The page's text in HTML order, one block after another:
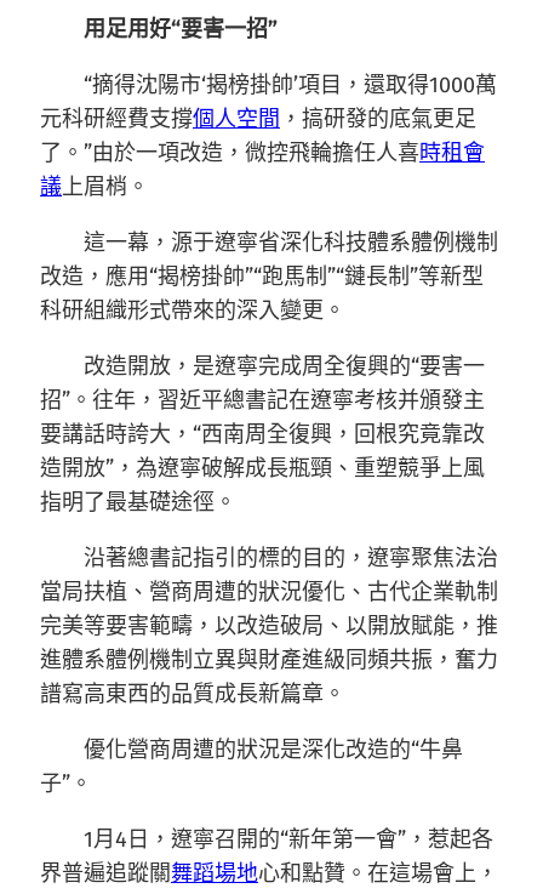
用足用好“要害一招”
“摘得沈陽市‘揭榜掛帥’項目，還取得1000萬
元科研經費支撐個人空間 ，搞研發的底氣更足
了。”由於一項改造，微控飛輪擔任人喜時租會
議上眉梢。
這一幕，源于遼寧省深化科技體系體例機制
改造，應用“揭榜掛帥”“跑馬制”“鏈長制”等新型
科研組織形式帶來的深入變更。
改造開放，是遼寧完成周全復興的“要害一
招”。往年，習近平總書記在遼寧考核并頒發主
要講話時誇大，“西南周全復興，回根究竟靠改
造開放”，為遼寧破解成長瓶頸、重塑競爭上風
指明了最基礎途徑。
沿著總書記指引的標的目的，遼寧聚焦法治
當局扶植、營商周遭的狀況優化、古代企業軌制
完美等要害範疇，以改造破局、以開放賦能，推
進體系體例機制立異與財產進級同頻共振，奮力
譜寫高東西的品質成長新篇章。
優化營商周遭的狀況是深化改造的“牛鼻
子”。
1月4日，遼寧召開的“新年第一會”，惹起各
界普遍追蹤關舞蹈場地心和點贊。在這場會上，